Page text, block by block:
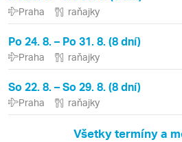
Praha raňajky
Po 24. 8. – Po 31. 8. (8 dní)
Praha raňajky
So 22. 8. – So 29. 8. (8 dní)
Praha raňajky
Všetky termíny a